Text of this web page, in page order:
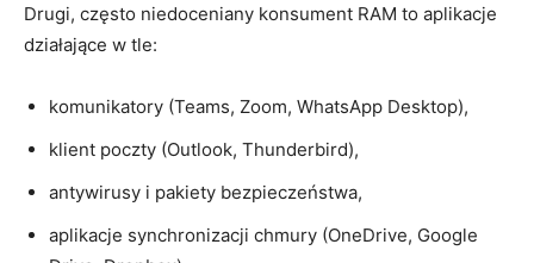
Drugi, często niedoceniany konsument RAM to aplikacje
działające w tle:
komunikatory (Teams, Zoom, WhatsApp Desktop),
klient poczty (Outlook, Thunderbird),
antywirusy i pakiety bezpieczeństwa,
aplikacje synchronizacji chmury (OneDrive, Google